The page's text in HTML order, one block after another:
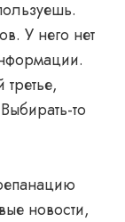
У него нет
то
новости,